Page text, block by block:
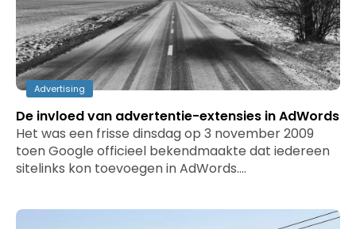
Advertising
De invloed van advertentie-extensies in AdWords
Het was een frisse dinsdag op 3 november 2009
toen Google officieel bekendmaakte dat iedereen
sitelinks kon toevoegen in AdWords.…